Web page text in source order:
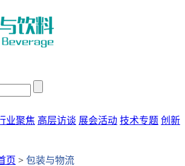
业聚焦 高层访谈 展会活动 技术专题 创新
页 > 包装与物流